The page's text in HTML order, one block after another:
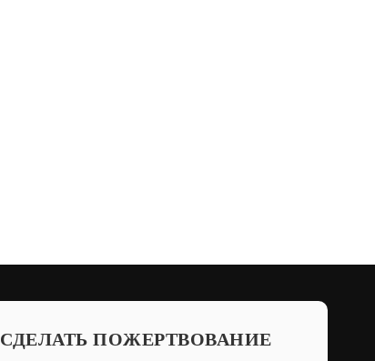
СДЕЛАТЬ ПОЖЕРТВОВАНИЕ